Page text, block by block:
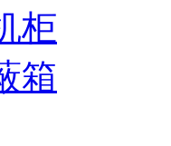
柜
箱